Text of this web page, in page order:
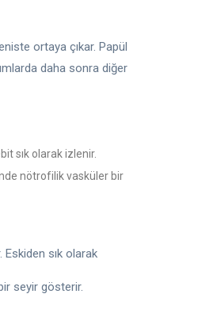
ortaya çıkar. Papül
daha sonra diğer
sık olarak izlenir.
nötrofilik vasküler bir
sık olarak
seyir gösterir.